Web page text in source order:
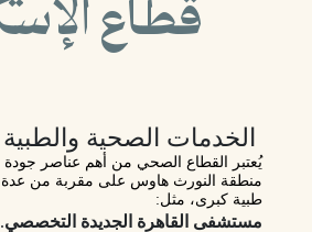
قطاع
الخدمات الصحية والطبية
يُعتبر القطاع الصحي من أهم عناصر جودة
منطقة النورث هاوس على مقربة من
طبية كبرى، مثل:
مستشفى القاهرة الجديدة التخصصي.